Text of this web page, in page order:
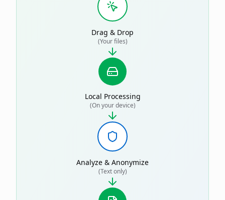
Drag & Drop
(Your files)
Local Processing
(On your device)
Analyze & Anonymize
(Text only)